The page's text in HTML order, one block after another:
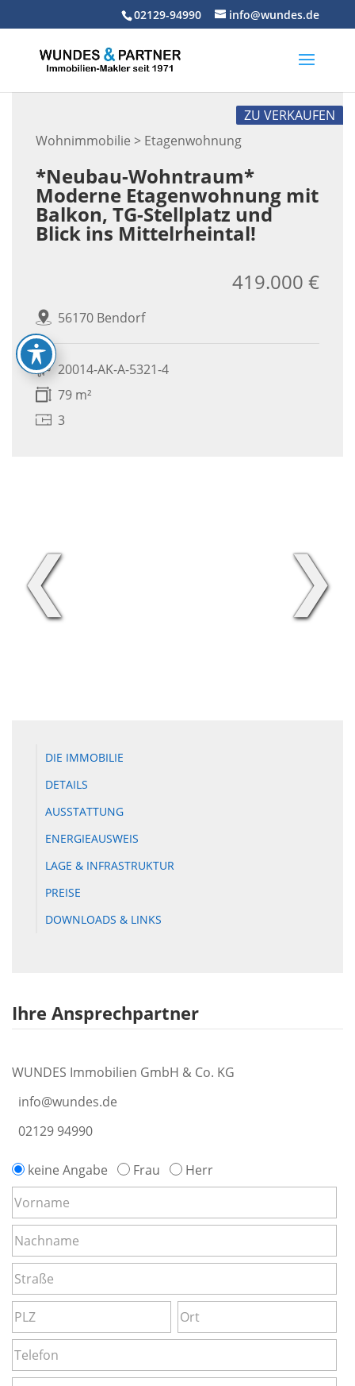
02129-94990 info@wundes.de
Wohnimmobilie > Etagenwohnung
ZU VERKAUFEN
*Neubau-Wohntraum*
Moderne Etagenwohnung mit
Balkon, TG-Stellplatz und
Blick ins Mittelrheintal!
56170 Bendorf
419.000 €
20014-AK-A-5321-4
79 m²
3
❮ ❯
DIE IMMOBILIE
DETAILS
AUSSTATTUNG
ENERGIEAUSWEIS
LAGE & INFRASTRUKTUR
PREISE
DOWNLOADS & LINKS
Ihre Ansprechpartner
WUNDES Immobilien GmbH & Co. KG
info@wundes.de
02129 94990
keine Angabe Frau Herr